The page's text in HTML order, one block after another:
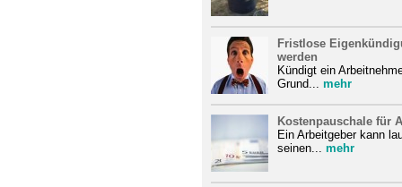
Fristlose
werden
Kündigt ein
Grund... mehr
Kostenpauschale für
Ein Arbeitgeber kann
seinen... mehr